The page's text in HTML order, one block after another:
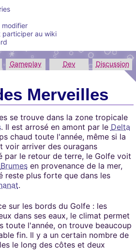
modifier
participer au wiki
Gameplay Dev Discussion
Merveilles
se trouve dans la zone tropicale
. Il est arrosé en amont par le Delta
chaud toute l'année, même si la
voir arriver des ouragans
par le retour de terre, le Golfe voit
Brumesen provenance de la mer,
reste plus forte que dans les
.
sur les bords du Golfe : les
dans ses eaux, le climat permet
toute l'année, on trouve beaucoup
fin. Il y a un certain nombre de
le long des côtes et deux